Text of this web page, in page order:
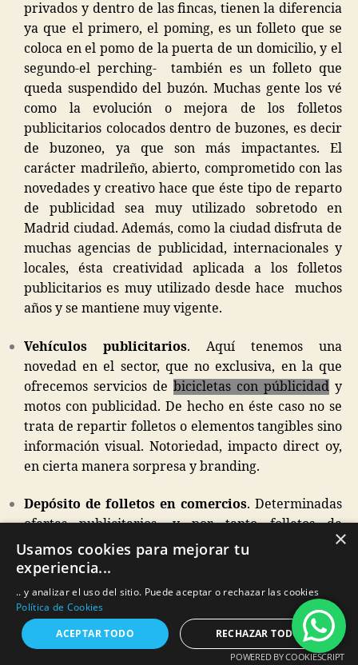
privados y dentro de las fincas, tienen la diferencia
ya que el primero, el poming, es un folleto que se
coloca en el pomo de la puerta de un domicilio, y el
segundo-el perching- también es un folleto que
queda suspendido del buzón. Muchas gente los vé
como la evolución o mejora de los folletos
publicitarios colocados dentro de buzones, es decir
de buzoneo, ya que son más impactantes. El
carácter madrileño, abierto, comprometido con las
novedades y creativo hace que éste tipo de reparto
de publicidad sea muy utilizado sobretodo en
Madrid ciudad. Además, como la ciudad disfruta de
muchas agencias de publicidad, internacionales y
locales, ésta creatividad aplicada a los folletos
publicitarios es muy utilizado desde hace muchos
años y se mantiene muy vigente.
Vehículos publicitarios. Aquí tenemos una
novedad en el sector, que no exclusiva, en la que
ofrecemos servicios de bicicletas con públicidad y
motos con publicidad. De hecho en éste caso no se
trata de repartir folletos o elementos tangibles sino
información visual. Notoriedad, impacto direct oy,
en cierta manera sorpresa y branding.
Depósito de folletos en comercios. Determinadas
ofertas publicitarios, y por tanto folletos de
publicidad buzoneo, se pueden dejar en comercios
(ya que nos son competencia de estos) o en
comercios seleccionados (por ej. administraciones
de lotería de Madrid, panaderías, tabacos…
buscando la máxima afluencia y visibilidad), lo que
hace que muchas personas que no vieron el folleto
×
Usamos cookies para mejorar tu
experiencia...
.. y analizar el uso del sitio. Puede aceptar o rechazar las cookies
Política de Cookies
ACEPTAR TODO
RECHAZAR TODO
POWERED BY COOKIESCRIPT